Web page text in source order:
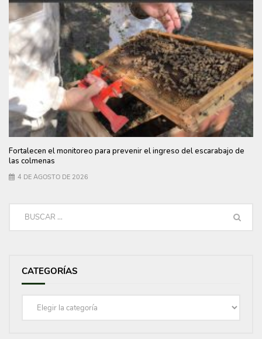
Fortalecen el monitoreo para prevenir el ingreso del escarabajo de
las colmenas
4 DE AGOSTO DE 2026
CATEGORÍAS
Categorías